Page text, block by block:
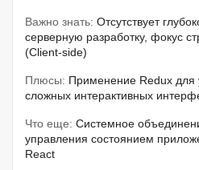
Важно знать: Отсутствует
серверную разработку, фокус
(Client-side)
Плюсы: Применение Redux для
сложных интерактивных
Что еще: Системное
управления состоянием
React